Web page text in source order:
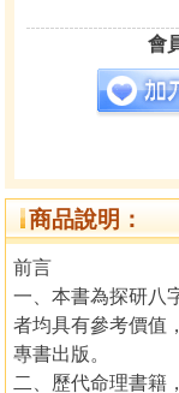
會
商品說明：
前言
一、本書為探研八
者均具有參考價值
專書出版。
二、歷代命理書籍